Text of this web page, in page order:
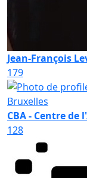
Jean-François
179
CBA - Centre
128